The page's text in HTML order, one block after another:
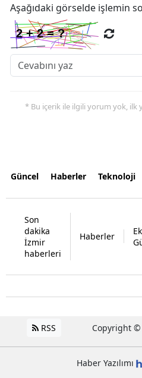
Aşağıdaki görselde işlemin
* Bu içerik ile ilgili yorum yok, ilk
Güncel Haberler Teknoloji
Son
dakika
İzmir
haberleri
Haberler
RSS Copyright ©
Haber Yazılımı